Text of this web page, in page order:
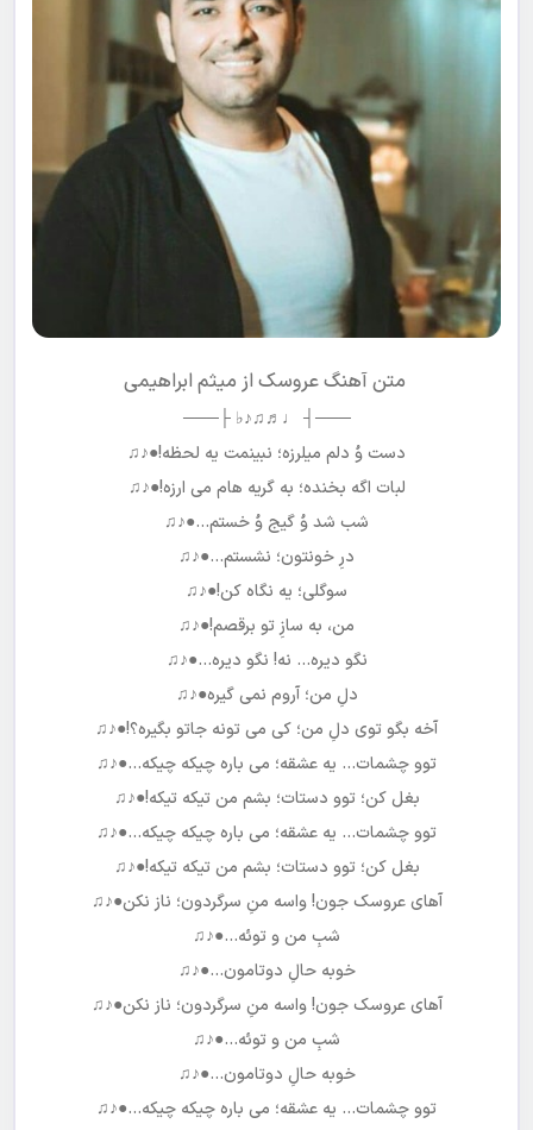
متن آهنگ عروسک از میثم ابراهیمی
───┤ ♩♬♫♪♭ ├───
دست وُ دلم میلرزه؛ نبینمت یه لحظه!●♪♫
لبات اگه بخنده؛ به گریه هام می ارزه!●♪♫
شب شد وُ گیج وُ خستم…●♪♫
درِ خونتون؛ نشستم…●♪♫
سوگلی؛ یه نگاه کن!●♪♫
من، به سازِ تو برقصم!●♪♫
نگو دیره… نه! نگو دیره…●♪♫
دلِ من؛ آروم نمی گیره●♪♫
آخه بگو توی دلِ من؛ کی می تونه جاتو بگیره؟!●♪♫
توو چشمات… یه عشقه؛ می باره چیکه چیکه…●♪♫
بغل کن؛ توو دستات؛ بشم من تیکه تیکه!●♪♫
توو چشمات… یه عشقه؛ می باره چیکه چیکه…●♪♫
بغل کن؛ توو دستات؛ بشم من تیکه تیکه!●♪♫
آهای عروسک جون! واسه منِ سرگردون؛ ناز نکن●♪♫
شبِ من و توئه…●♪♫
خوبه حالِ دوتامون…●♪♫
آهای عروسک جون! واسه منِ سرگردون؛ ناز نکن●♪♫
شبِ من و توئه…●♪♫
خوبه حالِ دوتامون…●♪♫
توو چشمات… یه عشقه؛ می باره چیکه چیکه…●♪♫